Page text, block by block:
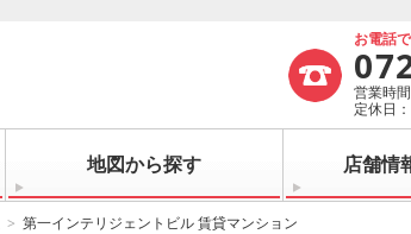
お電話
営業時
定休日
地図から探す 店舗情
第一インテリジェントビル 賃貸マンション